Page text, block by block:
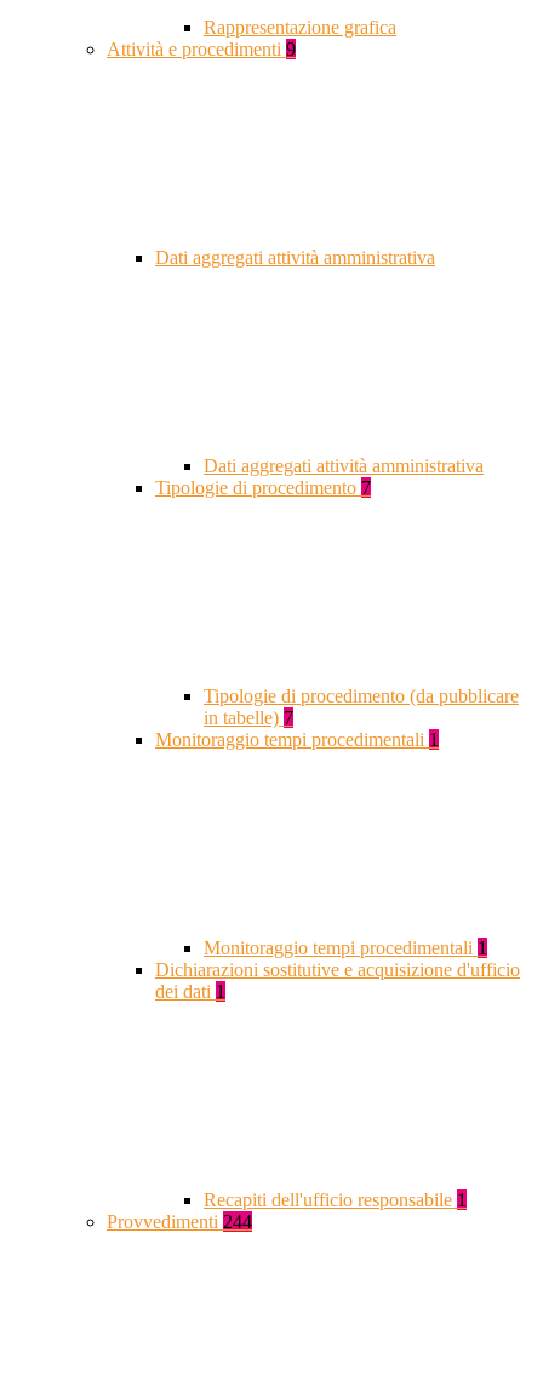
Rappresentazione grafica
Attività e procedimenti 9
Dati aggregati attività amministrativa
Dati aggregati attività amministrativa
Tipologie di procedimento 7
Tipologie di procedimento (da pubblicare
in tabelle) 7
Monitoraggio tempi procedimentali 1
Monitoraggio tempi procedimentali 1
Dichiarazioni sostitutive e acquisizione d'ufficio
dei dati 1
Recapiti dell'ufficio responsabile 1
Provvedimenti 244